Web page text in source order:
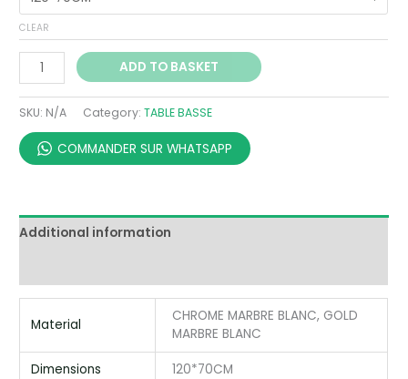
CLEAR
ADD TO BASKET
SKU: N/A Category:TABLE BASSE
COMMANDER SUR WHATSAPP
Additional information
Material
CHROME MARBRE BLANC, GOLD
MARBRE BLANC
Dimensions 120*70CM